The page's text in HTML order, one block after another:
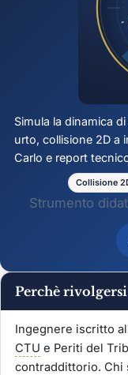
Simula la dinamica
urto, collisione 2D a
Carlo e report
Collisione
Strumento
Perchè
Ingegnere iscritto
CTU e Periti del
contraddittorio. Chi